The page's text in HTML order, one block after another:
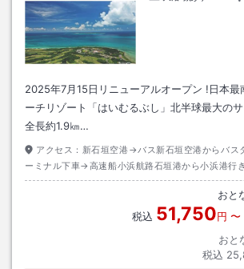
2025年7月15日リニューアルオープン !日本最
ーチリゾート「はいむるぶし」北半球最大の
全長約1.9㎞…
アクセス： 新石垣空港→バス新石垣空港からバス
ーミナル下車→高速船小浜航路石垣港から小浜港行
→無料送迎バス約５分→徒歩約０分
おと
税込 51,750円 〜
おと
税込